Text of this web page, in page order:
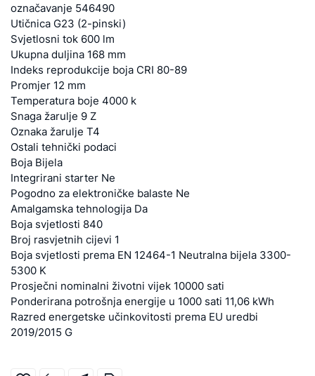
označavanje 546490
Utičnica G23 (2-pinski)
Svjetlosni tok 600 lm
Ukupna duljina 168 mm
Indeks reprodukcije boja CRI 80-89
Promjer 12 mm
Temperatura boje 4000 k
Snaga žarulje 9 Z
Oznaka žarulje T4
Ostali tehnički podaci
Boja Bijela
Integrirani starter Ne
Pogodno za elektroničke balaste Ne
Amalgamska tehnologija Da
Boja svjetlosti 840
Broj rasvjetnih cijevi 1
Boja svjetlosti prema EN 12464-1 Neutralna bijela 3300-
5300 K
Prosječni nominalni životni vijek 10000 sati
Ponderirana potrošnja energije u 1000 sati 11,06 kWh
Razred energetske učinkovitosti prema EU uredbi
2019/2015 G